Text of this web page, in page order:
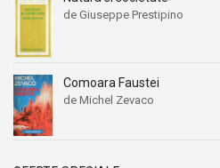
de Giuseppe Prestipino
Comoara Faustei
de Michel Zevaco